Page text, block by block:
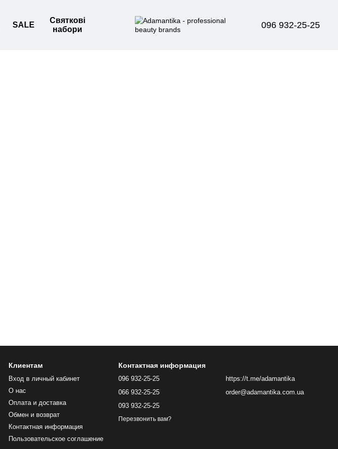
SALE
Святкові
набори
096 932-25-25
Клиентам
Вход в личный кабинет
О нас
Оплата и доставка
Обмен и возврат
Контактная информация
Пользовательское соглашение
Контактная информация
096 932-25-25
066 932-25-25
093 932-25-25
Перезвонить вам?
https://t.me/adamantika
order@adamantika.com.ua